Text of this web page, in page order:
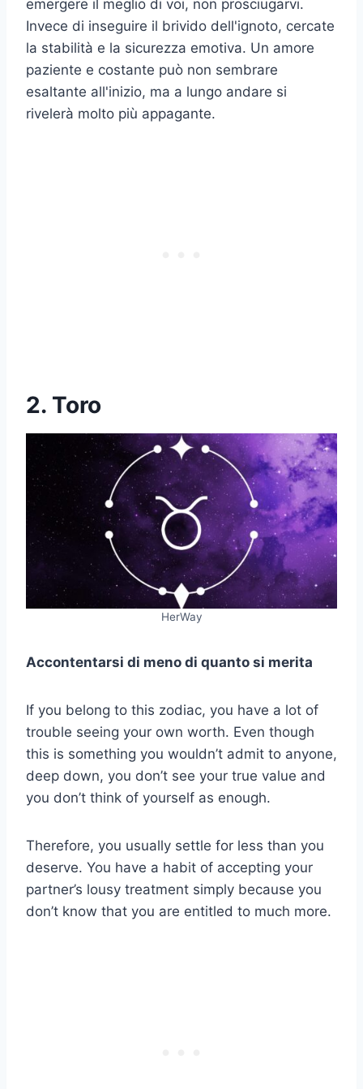
emergere il meglio di voi, non prosciugarvi.
Invece di inseguire il brivido dell'ignoto, cercate
la stabilità e la sicurezza emotiva. Un amore
paziente e costante può non sembrare
esaltante all'inizio, ma a lungo andare si
rivelerà molto più appagante.
2. Toro
HerWay
Accontentarsi di meno di quanto si merita
If you belong to this zodiac, you have a lot of
trouble seeing your own worth. Even though
this is something you wouldn’t admit to anyone,
deep down, you don’t see your true value and
you don’t think of yourself as enough.
Therefore, you usually settle for less than you
deserve. You have a habit of accepting your
partner’s lousy treatment simply because you
don’t know that you are entitled to much more.